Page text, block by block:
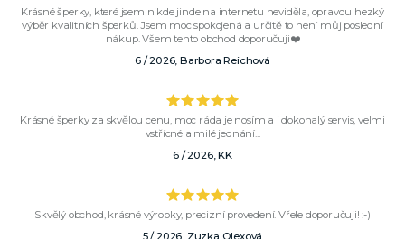
Krásné šperky, které jsem nikde jinde na internetu neviděla, opravdu hezký
výběr kvalitních šperků. Jsem moc spokojená a určitě to není můj poslední
nákup. Všem tento obchod doporučuji❤️
6 / 2026, Barbora Reichová
Krásné šperky za skvělou cenu, moc ráda je nosím a i dokonalý servis, velmi
vstřícné a milé jednání...
6 / 2026, KK
Skvělý obchod, krásné výrobky, precizní provedení. Vřele doporučuji! :-)
5 / 2026, Zuzka Olexová